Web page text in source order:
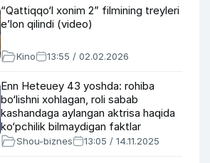
“Qattiqqo‘l xonim 2” filmining treyleri
e’lon qilindi (video)
Kino 13:55 / 02.02.2026
Enn Heteuey 43 yoshda: rohiba
bo‘lishni xohlagan, roli sabab
kashandaga aylangan aktrisa haqida
ko‘pchilik bilmaydigan faktlar
Shou-biznes 13:05 / 14.11.2025